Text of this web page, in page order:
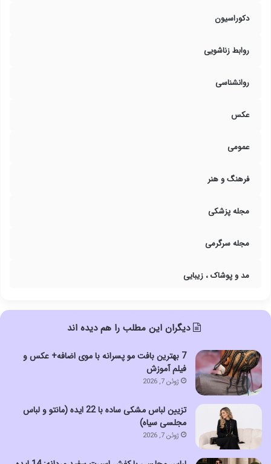
دکوراسیون
روابط زناشویی
روانشناسی
عکس
عمومی
فرهنگ و هنر
مجله پزشکی
مجله سرگرمی
مد و پوشاک ، زیبایی
دیگران این مطلب را هم دیده اند
7 بهترین بافت مو پسرانه با موی اضافه+ عکس و
فیلم آموزش
ژوئن 7, 2026
تزیین لباس مشکی ساده با 22 ایده (مانتو و لباس
مجلسی سیاه)
ژوئن 7, 2026